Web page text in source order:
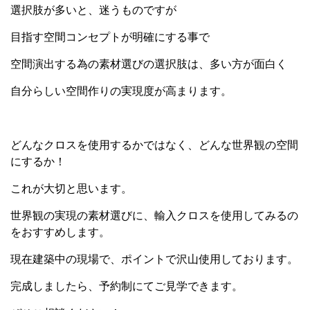
選択肢が多いと、迷うものですが
目指す空間コンセプトが明確にする事で
空間演出する為の素材選びの選択肢は、多い方が面白く
自分らしい空間作りの実現度が高まります。
どんなクロスを使用するかではなく、どんな世界観の空間
にするか！
これが大切と思います。
世界観の実現の素材選びに、輸入クロスを使用してみるの
をおすすめします。
現在建築中の現場で、ポイントで沢山使用しております。
完成しましたら、予約制にてご見学できます。